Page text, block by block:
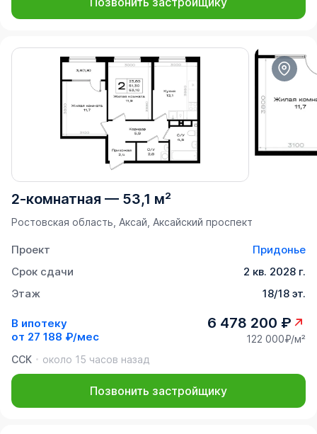
2-комнатная — 53,1 м²
Ростовская область, Аксай, Аксайский проспект
Проект
Придонье
Срок сдачи
2 кв. 2028 г.
Этаж
18/18 эт.
В ипотеку
от 27 188 ₽/мес
6 478 200 ₽
122 000₽/м²
ССК
около 15 часов назад
Позвонить застройщику